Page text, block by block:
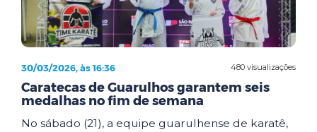
480 visualizações
30/03/2026, às 16:36
Caratecas de Guarulhos garantem seis
medalhas no fim de semana
No sábado (21), a equipe guarulhense de karatê,